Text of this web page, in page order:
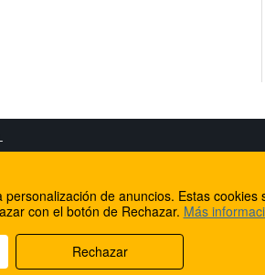
Internet Rural Mallorca
Registro de dominios
de anuncios. Estas
con el botón de Rechazar. Más
Rechazar